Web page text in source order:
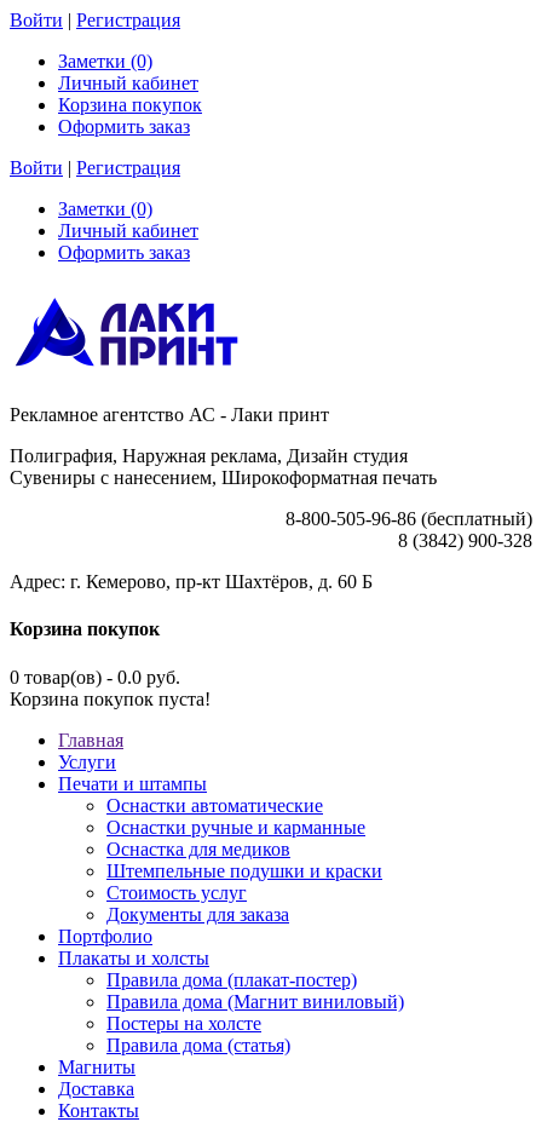
Войти | Регистрация
Заметки (0)
Личный кабинет
Корзина покупок
Оформить заказ
Войти | Регистрация
Заметки (0)
Личный кабинет
Оформить заказ
Рекламное агентство АС - Лаки принт
Полиграфия, Наружная реклама, Дизайн студия
Сувениры с нанесением, Широкоформатная печать
8-800-505-96-86 (бесплатный)
8 (3842) 900-328
Адрес: г. Кемерово, пр-кт Шахтёров, д. 60 Б
Корзина покупок
0 товар(ов) - 0.0 руб.
Корзина покупок пуста!
Главная
Услуги
Печати и штампы
Оснастки автоматические
Оснастки ручные и карманные
Оснастка для медиков
Штемпельные подушки и краски
Стоимость услуг
Документы для заказа
Портфолио
Плакаты и холсты
Правила дома (плакат-постер)
Правила дома (Магнит виниловый)
Постеры на холсте
Правила дома (статья)
Магниты
Доставка
Контакты